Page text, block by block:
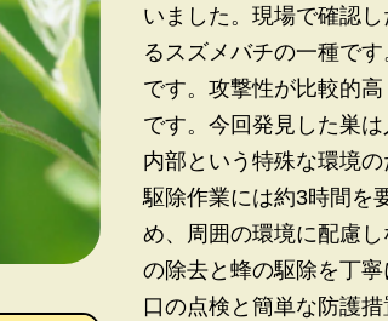
いました。現場で確認
るスズメバチの一種で
です。攻撃性が比較的
です。今回発見した巣
内部という特殊な環境
駆除作業には約3時間を
め、周囲の環境に配慮
の除去と蜂の駆除を丁
口の点検と簡単な防護